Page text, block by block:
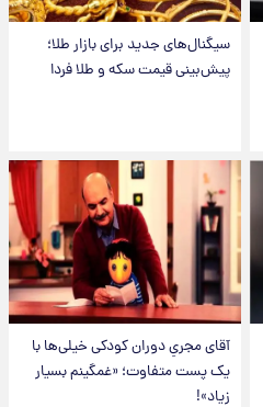
سیگنال‌های جدید برای بازار طلا؛
پیش‌بینی قیمت سکه و طلا فردا
آقای مجریِ دوران کودکی خیلی‌ها با
یک پست متفاوت؛ «غمگینم بسیار
زیاد»!